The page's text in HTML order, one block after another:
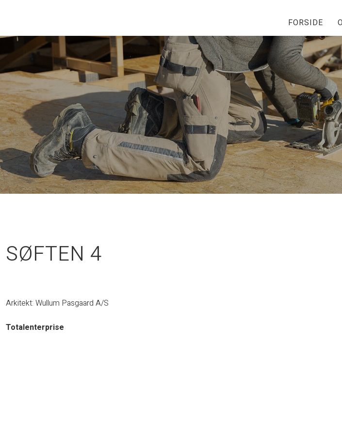
FORSIDE
SØFTEN 4
Arkitekt: Wullum Pasgaard A/S
Totalenterprise